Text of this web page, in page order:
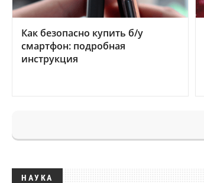
Как безопасно купить б/у
смартфон: подробная
инструкция
НАУКА